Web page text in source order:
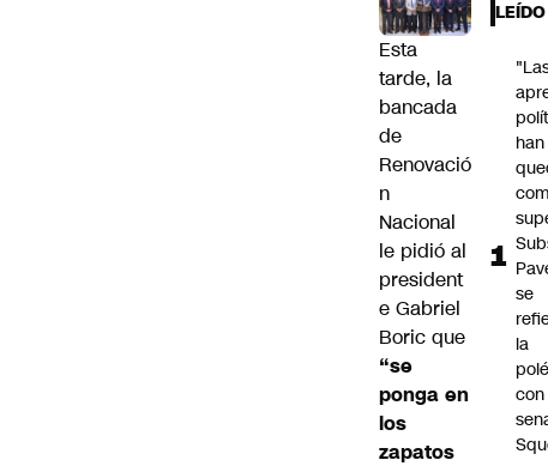
Esta
tarde, la
bancada
de
Renovació
n
Nacional
le pidió al
president
e Gabriel
Boric que
“se
ponga en
los
zapatos
LEÍDO
han
se
la